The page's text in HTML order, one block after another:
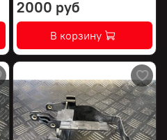
2000 руб
В корзину